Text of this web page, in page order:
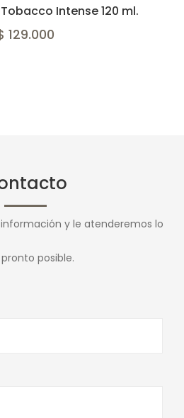
Intense 120 ml.
129.000
y le atenderemos lo
posible.